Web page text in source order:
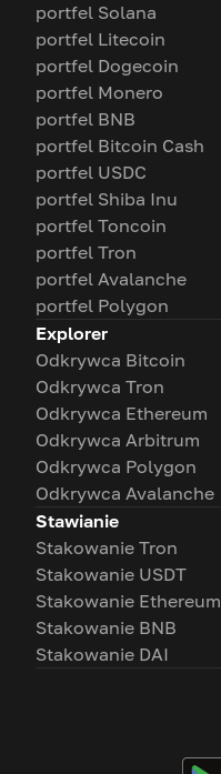
portfel Solana
portfel Litecoin
portfel Dogecoin
portfel Monero
portfel BNB
portfel Bitcoin Cash
portfel USDC
portfel Shiba Inu
portfel Toncoin
portfel Tron
portfel Avalanche
portfel Polygon
Explorer
Odkrywca Bitcoin
Odkrywca Tron
Odkrywca Ethereum
Odkrywca Arbitrum
Odkrywca Polygon
Odkrywca Avalanche
Stawianie
Stakowanie Tron
Stakowanie USDT
Stakowanie Ethereum
Stakowanie BNB
Stakowanie DAI